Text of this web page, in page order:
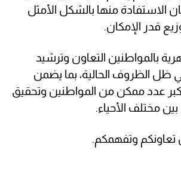
الاستفادة منها بالشكل الأمثل
قدر الإمكان.
بالمواطنين التعاون وترشيد
ظل الظروف الحالية، بما يضمن
عدد ممكن من المواطنين وتحقيق
بين مختلف الأحياء.
وتفهمكم.